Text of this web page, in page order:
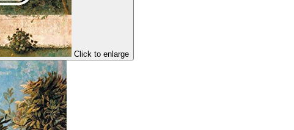
Click to enlarge